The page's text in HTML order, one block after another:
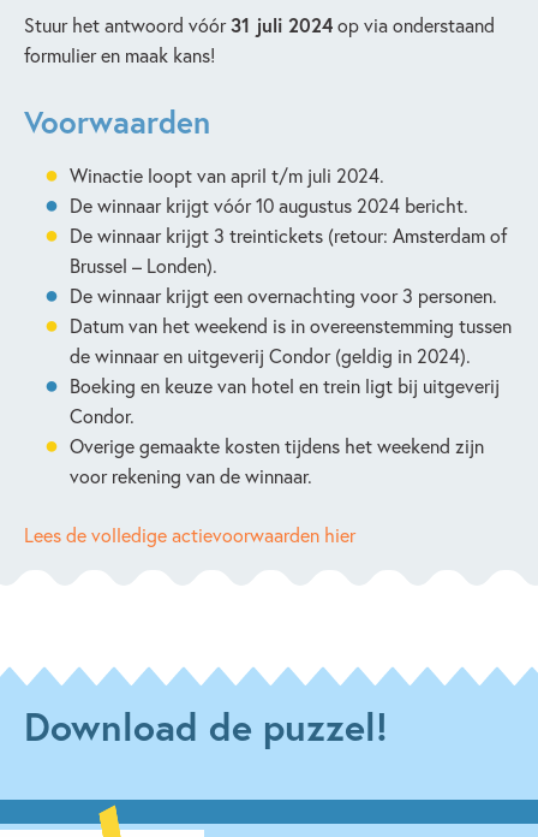
Stuur het antwoord vóór31 juli 2024op via onderstaand
formulier en maak kans!
Voorwaarden
Winactie loopt van april t/m juli 2024.
De winnaar krijgt vóór 10 augustus 2024 bericht.
De winnaar krijgt 3 treintickets (retour: Amsterdam of
Brussel – Londen).
De winnaar krijgt een overnachting voor 3 personen.
Datum van het weekend is in overeenstemming tussen
de winnaar en uitgeverij Condor (geldig in 2024).
Boeking en keuze van hotel en trein ligt bij uitgeverij
Condor.
Overige gemaakte kosten tijdens het weekend zijn
voor rekening van de winnaar.
Lees de volledige actievoorwaarden hier
Download de puzzel!